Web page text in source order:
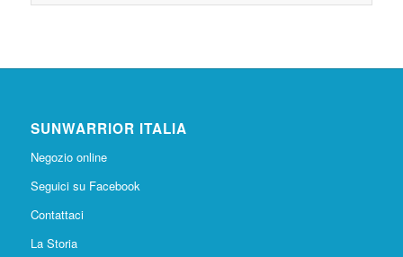
SUNWARRIOR ITALIA
Negozio online
Seguici su Facebook
Contattaci
La Storia